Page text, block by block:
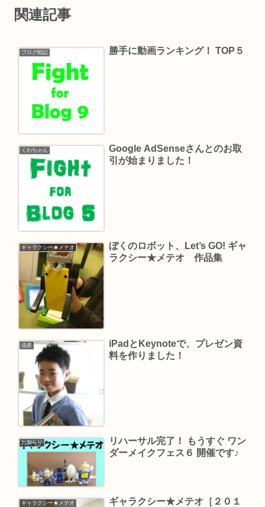
関連記事
ブログ戦記 勝手に動画ランキング！ TOP５
くわちゃん
Google AdSenseさんとのお取
引が始まりました！
ギャラクシー★メテオ
ぼくのロボット、Let’s GO! ギャ
ラクシー★メテオ 作品集
流星
iPadとKeynoteで、プレゼン資
料を作りました！
お知らせ
リハーサル完了！ もうすぐ ワン
ダーメイクフェス６ 開催です♪
ギャラクシー★メテオ
ギャラクシー★メテオ［２０１